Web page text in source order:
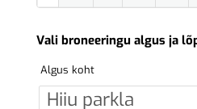
Vali broneeringu algus ja
Algus koht